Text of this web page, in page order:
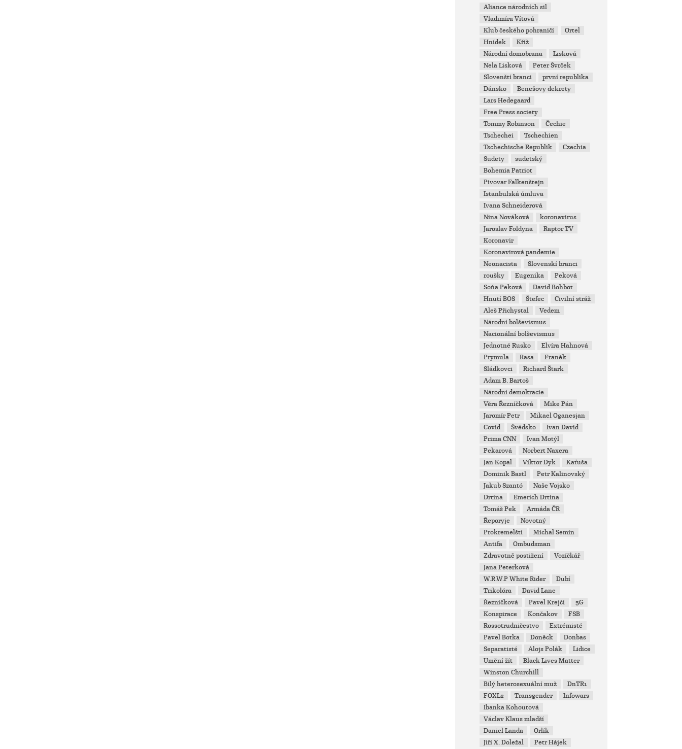
Aliance národních sil
Vladimíra Vítová
Klub českého pohraničí
Ortel
Hnídek
Kříž
Národní domobrana
Lisková
Nela Lisková
Peter Švrček
Slovenští branci
první republika
Dánsko
Benešovy dekrety
Lars Hedegaard
Free Press society
Tommy Robinson
Čechie
Tschechei
Tschechien
Tschechische Republik
Czechia
Sudety
sudetský
Bohemia Patriot
Pivovar Falkenštejn
Istanbulská úmluva
Ivana Schneiderová
Nina Nováková
koronavirus
Jaroslav Foldyna
Raptor TV
Koronavir
Koronavirová pandemie
Neonacista
Slovenskí branci
roušky
Eugenika
Peková
Soňa Peková
David Bohbot
Hnutí BOS
Štefec
Civilní stráž
Aleš Přichystal
Vedem
Národní bolševismus
Nacionální bolševismus
Jednotné Rusko
Elvíra Hahnová
Prymula
Rasa
Franěk
Sládkovci
Richard Štark
Adam B. Bartoš
Národní demokracie
Věra Řezníčková
Mike Pán
Jaromír Petr
Mikael Oganesjan
Covid
Švédsko
Ivan David
Prima CNN
Ivan Motýl
Pekarová
Norbert Naxera
Jan Kopal
Viktor Dyk
Kaťuša
Dominik Bastl
Petr Kalinovský
Jakub Szantó
Naše Vojsko
Drtina
Emerich Drtina
Tomáš Pek
Armáda ČR
Řeporyje
Novotný
Prokremelští
Michal Semín
Antifa
Ombudsman
Zdravotně postižení
Vozíčkář
Jana Peterková
W.R.W.P White Rider
Dubí
Trikolóra
David Lane
Řezníčková
Pavel Krejčí
5G
Konspirace
Končakov
FSB
Rossotrudničestvo
Extrémisté
Pavel Botka
Doněck
Donbas
Separatisté
Alojs Polák
Lidice
Umění žít
Black Lives Matter
Winston Churchill
Bílý heterosexuální muž
DnTR1
FOXL2
Transgender
Infowars
Ibanka Kohoutová
Václav Klaus mladší
Daniel Landa
Orlík
Jiří X. Doležal
Petr Hájek